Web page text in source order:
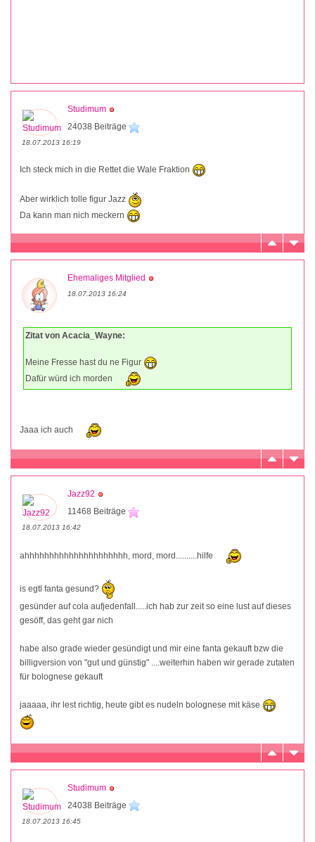
Studimum
24038 Beiträge
18.07.2013 16:19
Ich steck mich in die Rettet die Wale Fraktion
Aber wirklich tolle figur Jazz
Da kann man nich meckern
Ehemaliges Mitglied
18.07.2013 16:24
Zitat von Acacia_Wayne:
Meine Fresse hast du ne Figur
Dafür würd ich morden
Jaaa ich auch
Jazz92
11468 Beiträge
18.07.2013 16:42
ahhhhhhhhhhhhhhhhhhhhh, mord, mord..........hilfe
is egtl fanta gesund?
gesünder auf cola aufjedenfall.....ich hab zur zeit so eine lust auf dieses
gesöff, das geht gar nich
habe also grade wieder gesündigt und mir eine fanta gekauft bzw die
billigversion von "gut und günstig" ....weiterhin haben wir gerade zutaten
für bolognese gekauft
jaaaaa, ihr lest richtig, heute gibt es nudeln bolognese mit käse
Studimum
24038 Beiträge
18.07.2013 16:45